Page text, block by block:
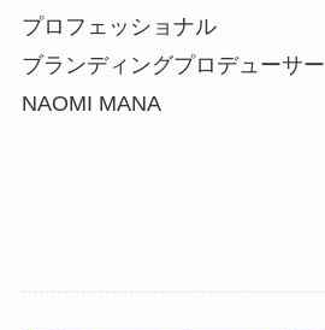
プロフェッショナル
ブランディングプロデューサー
NAOMI MANA